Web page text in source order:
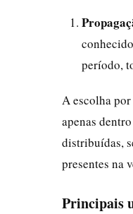
período,
A escolha
apenas
distribuídas,
presentes na
Principais